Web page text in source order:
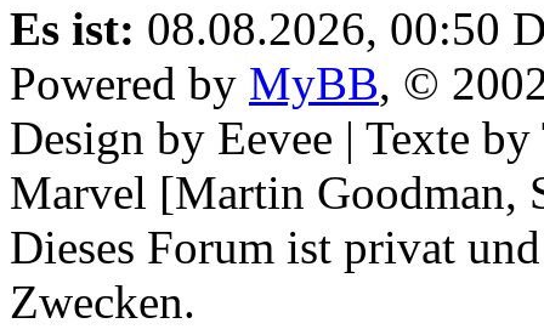
Es ist: 08.08.2026, 00:50
Powered by MyBB, ©
Design by Eevee | Texte
Marvel [Martin Goodman,
Dieses Forum ist privat
Zwecken.